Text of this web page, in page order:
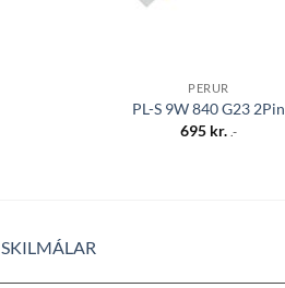
PERUR
PL-S 9W 840 G23 2Pin
695 kr. .-
SKILMÁLAR